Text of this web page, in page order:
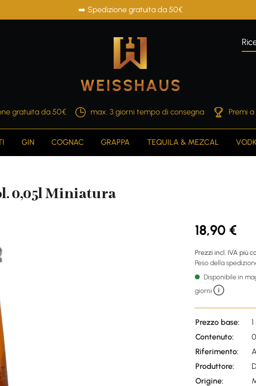
➡️ Spedizione gratuita da 50€
gratuita da 50€ max. 3 giorni tempo di consegna Premi
GIN COGNAC GRAPPA TEQUILA & MEZCAL
0,05l Miniatura
18,90 €
Prezzi incl. IVA più
Peso della
Disponibile in
giorni
Prezzo base:
Contenuto:
Riferimento:
Produttore:
Origine: